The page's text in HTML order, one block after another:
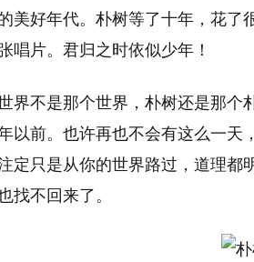
美好年代。朴树等了十年，花了
唱片。君归之时依似少年！
界不是那个世界，朴树还是那个
以前。也许再也不会有这么一天
定只是从你的世界路过，道理都
找不回来了。